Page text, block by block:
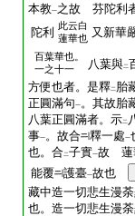
本教一之故 芬陀利
陀利
此云白
蓮華也 又新華
百葉華也。
一之十一
八葉與二
方便也者。是釋二 胎
正圓滿句一。其故胎
八葉正圓滿者。示二
事一。故合 釋一處一
也。合二子實一故 蓮
能覆
護臺一故也
藏中造一切悲生漫
也。造一切悲生漫